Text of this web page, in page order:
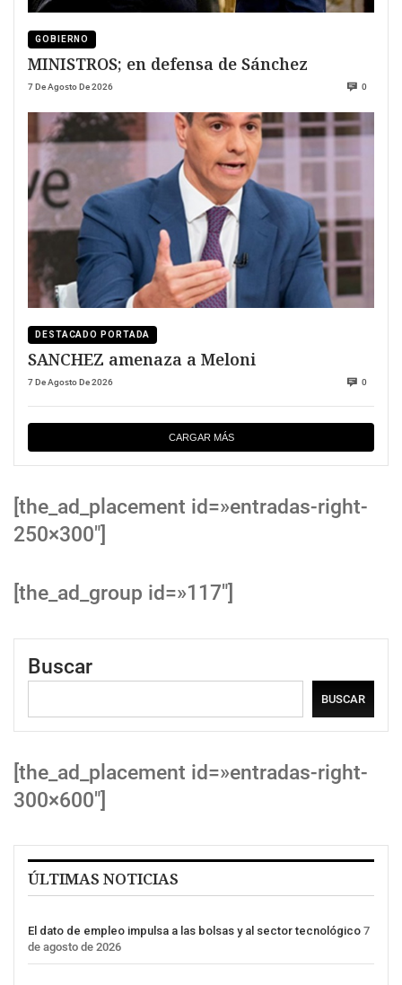
GOBIERNO
MINISTROS; en defensa de Sánchez
7 De Agosto De 2026 0
DESTACADO PORTADA
SANCHEZ amenaza a Meloni
7 De Agosto De 2026 0
CARGAR MÁS
[the_ad_placement id=»entradas-right-
250×300″]
[the_ad_group id=»117″]
Buscar
BUSCAR
[the_ad_placement id=»entradas-right-
300×600″]
ÚLTIMAS NOTICIAS
El dato de empleo impulsa a las bolsas y al sector tecnológico 7
de agosto de 2026